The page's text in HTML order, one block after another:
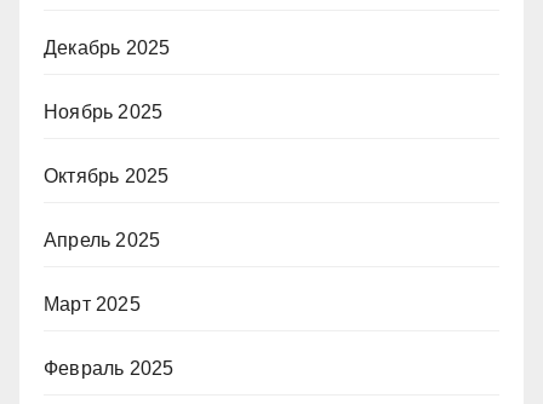
Декабрь 2025
Ноябрь 2025
Октябрь 2025
Апрель 2025
Март 2025
Февраль 2025